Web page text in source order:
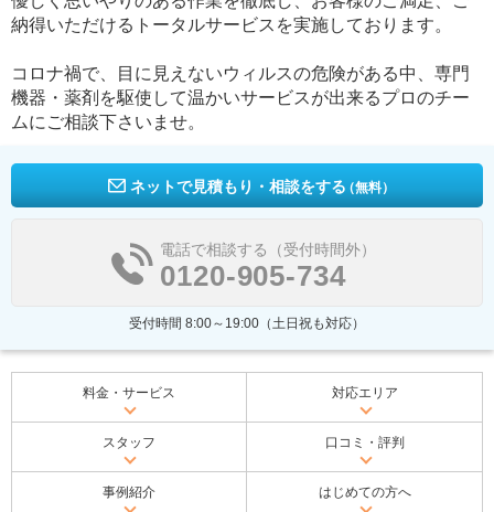
納得いただけるトータルサービスを実施しております。
コロナ禍で、目に見えないウィルスの危険がある中、専門
機器・薬剤を駆使して温かいサービスが出来るプロのチー
ムにご相談下さいませ。
ネットで見積もり・相談をする（無料）
電話で相談する（受付時間外）
0120-905-734
受付時間 8:00～19:00（土日祝も対応）
料金・サービス 対応エリア
スタッフ 口コミ・評判
事例紹介 はじめての方へ